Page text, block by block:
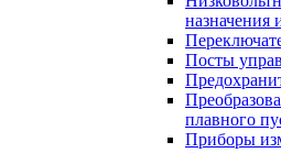
назначения
Посты
плавного
Приборы